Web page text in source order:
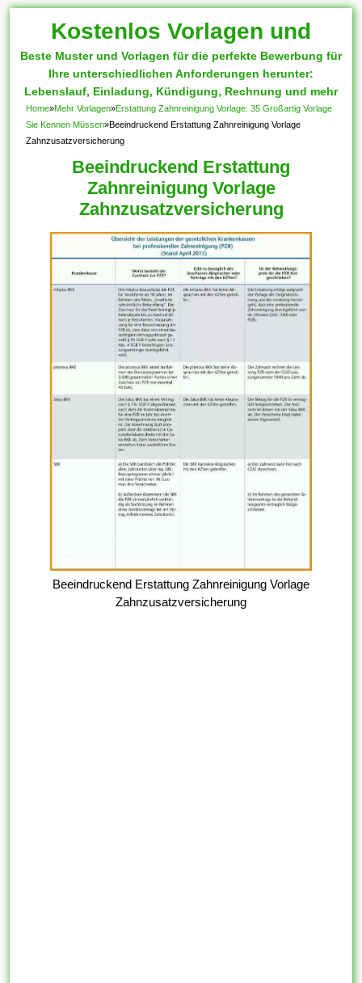
Kostenlos Vorlagen und
Muster
Beste Muster und Vorlagen für die perfekte Bewerbung für
Ihre unterschiedlichen Anforderungen herunter:
Lebenslauf, Einladung, Kündigung, Rechnung und mehr
Home»Mehr Vorlagen»Erstattung Zahnreinigung Vorlage: 35 Großartig Vorlage
Sie Kennen Müssen»Beeindruckend Erstattung Zahnreinigung Vorlage
Zahnzusatzversicherung
Beeindruckend Erstattung
Zahnreinigung Vorlage
Zahnzusatzversicherung
Beeindruckend Erstattung Zahnreinigung Vorlage
Zahnzusatzversicherung